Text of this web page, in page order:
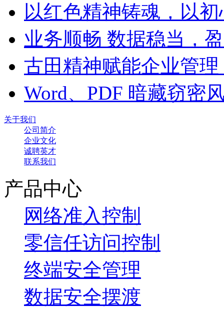
以红色精神铸魂，以
业务顺畅 数据稳当，
古田精神赋能企业管
Word、PDF 暗藏窃密
关于我们
公司简介
企业文化
诚聘英才
联系我们
产品中心
网络准入控制
零信任访问控制
终端安全管理
数据安全摆渡